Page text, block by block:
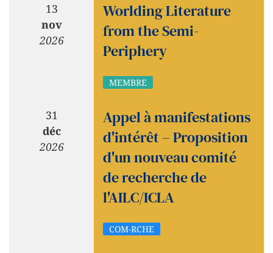
13
nov
2026
Worlding Literature
from the Semi-
Periphery
MEMBRE
31
déc
2026
Appel à manifestations
d'intérêt – Proposition
d'un nouveau comité
de recherche de
l'AILC/ICLA
COM-RCHE